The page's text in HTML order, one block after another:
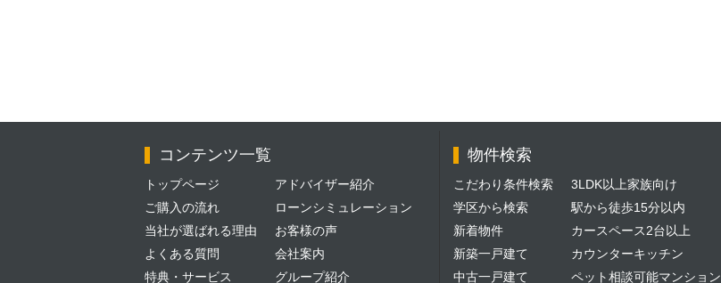
コンテンツ一覧
トップページ
ご購入の流れ
当社が選ばれる理由
よくある質問
特典・サービス
アドバイザー紹介
ローンシミュレーション
お客様の声
会社案内
グループ紹介
物件検索
こだわり条件検索
学区から検索
新着物件
新築一戸建て
中古一戸建て
3LDK以上家族向け
駅から徒歩15分以内
カースペース2台以上
カウンターキッチン
ペット相談可能マンション